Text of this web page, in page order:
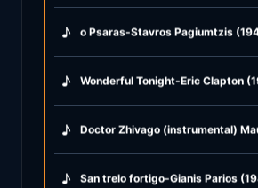
♪ o Psaras-Stavros Pagiumtzis
♪ Wonderful Tonight-Eric Clapton
♪ Doctor Zhivago (instrumental)
♪ San trelo fortigo-Gianis Parios